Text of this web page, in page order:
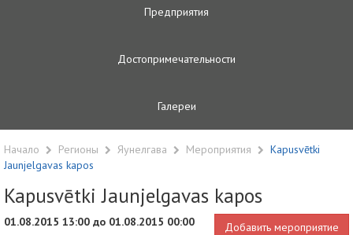
Предприятия
Достопримечательности
Галереи
Начало Регионы Яунелгава Мероприятия
Kapusvētki
Jaunjelgavas kapos
Kapusvētki Jaunjelgavas kapos
01.08.2015 13:00 до 01.08.2015 00:00 Добавить мероприятие